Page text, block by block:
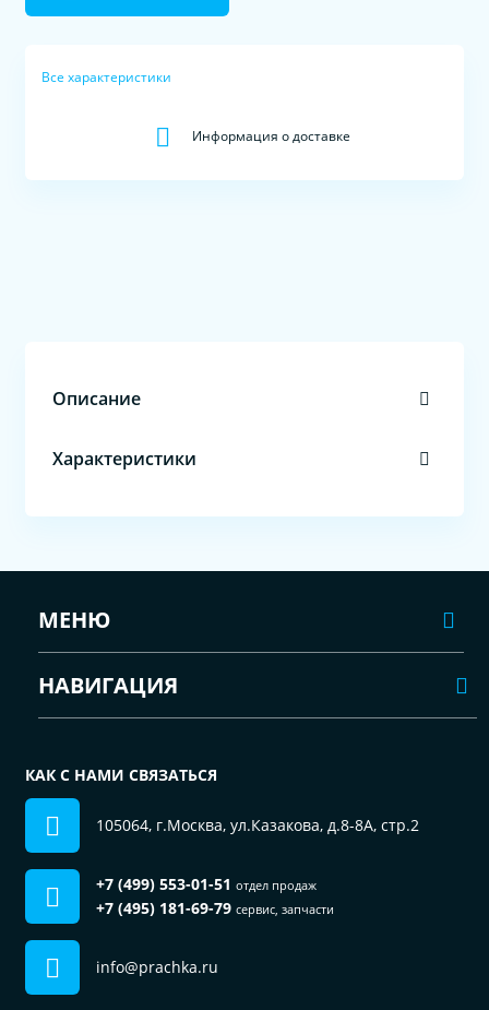
Все характеристики
Информация о доставке
Описание
Характеристики
МЕНЮ
НАВИГАЦИЯ
КАК С НАМИ СВЯЗАТЬСЯ
105064, г.Москва, ул.Казакова, д.8-8А, стр.2
+7 (499) 553-01-51 отдел продаж
+7 (495) 181-69-79 сервис, запчасти
info@prachka.ru